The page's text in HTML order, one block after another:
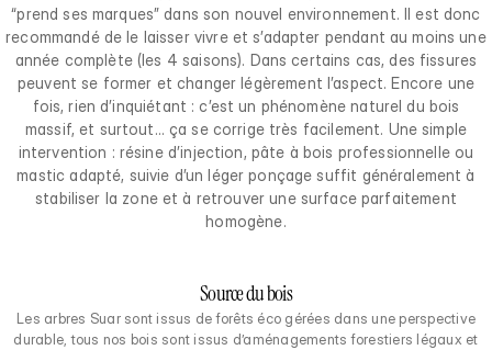
“prend ses marques” dans son nouvel environnement. Il est donc
recommandé de le laisser vivre et s’adapter pendant au moins une
année complète (les 4 saisons). Dans certains cas, des fissures
peuvent se former et changer légèrement l’aspect. Encore une
fois, rien d’inquiétant : c’est un phénomène naturel du bois
massif, et surtout… ça se corrige très facilement. Une simple
intervention : résine d’injection, pâte à bois professionnelle ou
mastic adapté, suivie d’un léger ponçage suffit généralement à
stabiliser la zone et à retrouver une surface parfaitement
homogène.
Source du bois
Les arbres Suar sont issus de forêts éco gérées dans une perspective
durable, tous nos bois sont issus d’aménagements forestiers légaux et